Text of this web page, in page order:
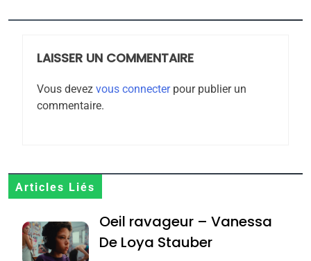
LAISSER UN COMMENTAIRE
Vous devez vous connecterpour publier un
commentaire.
Articles Liés
Oeil ravageur – Vanessa
De Loya Stauber
2025, l’année la plus
rapport d’ADL contre
FRANCE ISRAÉL
6
Zrihen-Dvir
7
Jacques Hadida
JUDAISME